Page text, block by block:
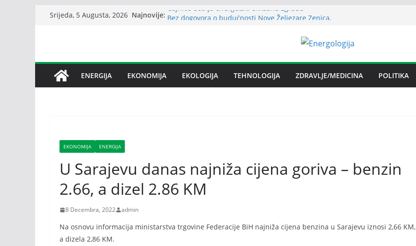
Srijeda, 5 Augusta, 2026 Najnovije: Čajniče dobija energetski efikasnu zgradu
Srbija: Snabdevanje električnom energijom stabilno
snabdijevanjem električnom energijom
Janafu produžena licenca OFAK-a, nastavlja se isporuka
ENERGIJA EKONOMIJA EKOLOGIJA TEHNOLOGIJA ZDRAVLJE/MEDICINA POLITIKA
EKONOMIJA ENERGIJA
U Sarajevu danas najniža cijena goriva – benzin
2.66, a dizel 2.86 KM
8 Decembra, 2022 admin
Na osnovu informacija ministarstva trgovine Federacije BiH najniža cijena benzina u Sarajevu iznosi 2,66 KM,
a dizela 2,86 KM.